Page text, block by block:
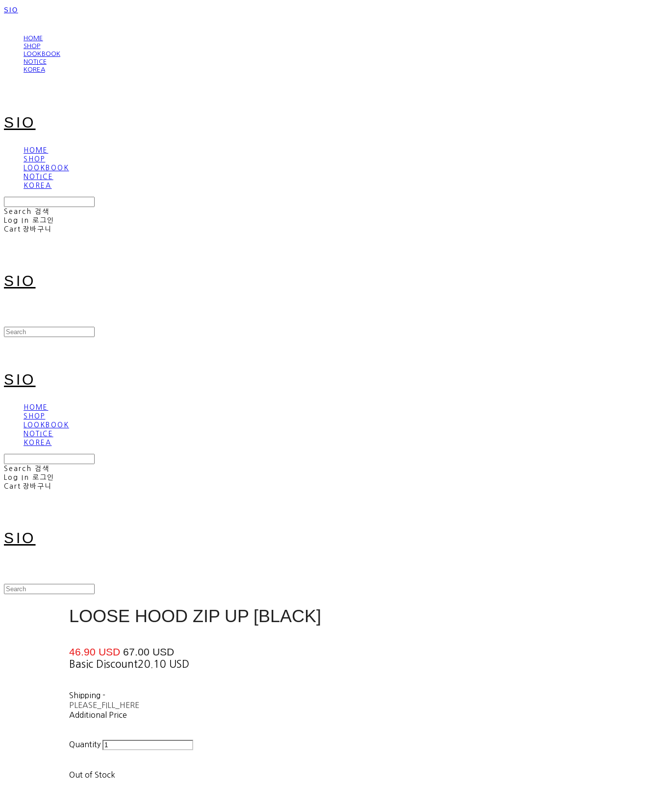
SIO
HOME
SHOP
LOOKBOOK
NOTICE
KOREA
SIO
HOME
SHOP
LOOKBOOK
NOTICE
KOREA
Search
검색
Log In
로그인
Cart 장바구니
SIO
SIO
HOME
SHOP
LOOKBOOK
NOTICE
KOREA
Search
검색
Log In
로그인
Cart 장바구니
SIO
LOOSE HOOD ZIP UP [BLACK]
46.90 USD 67.00 USD
Basic Discount20.10 USD
Shipping -
PLEASE_FILL_HERE
Additional Price
Quantity
Out of Stock